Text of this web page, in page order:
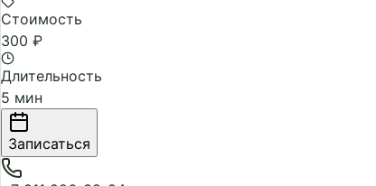
Стоимость
300 ₽
Длительность
5 мин
Записаться